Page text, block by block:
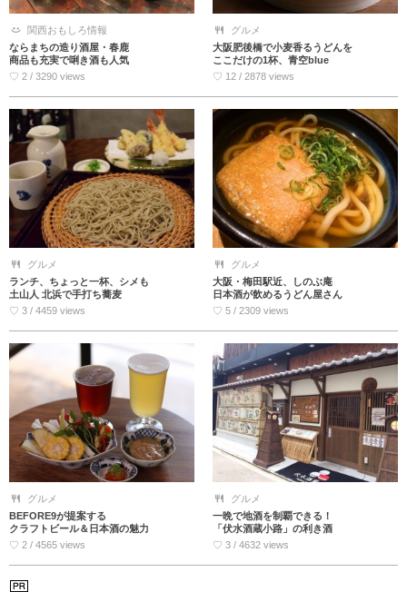
関西おもしろ情報
ならまちの造り酒屋・春鹿
商品も充実で唎き酒も人気
♡ 2 / 3290 views
グルメ
大阪肥後橋で小麦香るうどんを
ここだけの1杯、青空blue
♡ 12 / 2878 views
グルメ
ランチ、ちょっと一杯、シメも
土山人 北浜で手打ち蕎麦
♡ 3 / 4459 views
グルメ
大阪・梅田駅近、しのぶ庵
日本酒が飲めるうどん屋さん
♡ 5 / 2309 views
グルメ
BEFORE9が提案する
クラフトビール＆日本酒の魅力
♡ 2 / 4565 views
グルメ
一晩で地酒を制覇できる！
「伏水酒蔵小路」の利き酒
♡ 3 / 4632 views